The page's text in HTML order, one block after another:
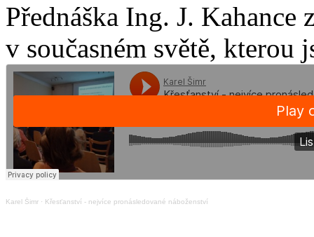
Přednáška Ing. J.
v současném světě, kterou
Karel Šimr · Křesťanství - nejvíce pronásledované náboženství